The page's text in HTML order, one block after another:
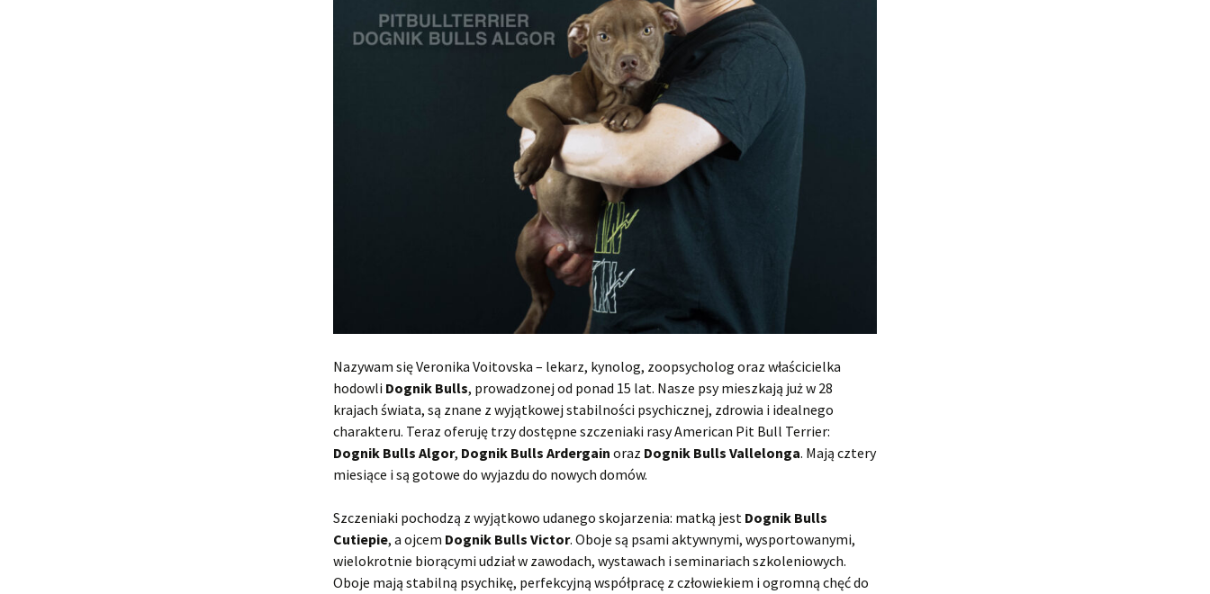
Nazywam się Veronika Voitovska – lekarz, kynolog, zoopsycholog oraz właścicielka
hodowli Dognik Bulls, prowadzonej od ponad 15 lat. Nasze psy mieszkają już w 28
krajach świata, są znane z wyjątkowej stabilności psychicznej, zdrowia i idealnego
charakteru. Teraz oferuję trzy dostępne szczeniaki rasy American Pit Bull Terrier:
Dognik Bulls Algor, Dognik Bulls Ardergain oraz Dognik Bulls Vallelonga. Mają cztery
miesiące i są gotowe do wyjazdu do nowych domów.
Szczeniaki pochodzą z wyjątkowo udanego skojarzenia: matką jest Dognik Bulls
Cutiepie, a ojcem Dognik Bulls Victor. Oboje są psami aktywnymi, wysportowanymi,
wielokrotnie biorącymi udział w zawodach, wystawach i seminariach szkoleniowych.
Oboje mają stabilną psychikę, perfekcyjną współpracę z człowiekiem i ogromną chęć do